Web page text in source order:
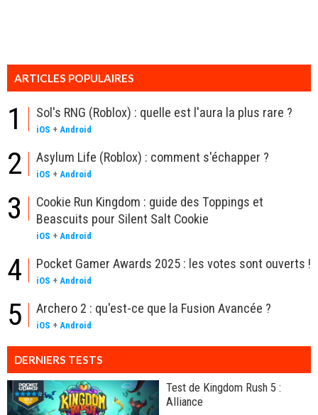
ARTICLES POPULAIRES
1 Sol's RNG (Roblox) : quelle est l'aura la plus rare ?
iOS + Android
2 Asylum Life (Roblox) : comment s'échapper ?
iOS + Android
3
Cookie Run Kingdom : guide des Toppings et
Beascuits pour Silent Salt Cookie
iOS + Android
4 Pocket Gamer Awards 2025 : les votes sont ouverts !
iOS + Android
5 Archero 2 : qu'est-ce que la Fusion Avancée ?
iOS + Android
DERNIERS TESTS
Test de Kingdom Rush 5 :
Alliance